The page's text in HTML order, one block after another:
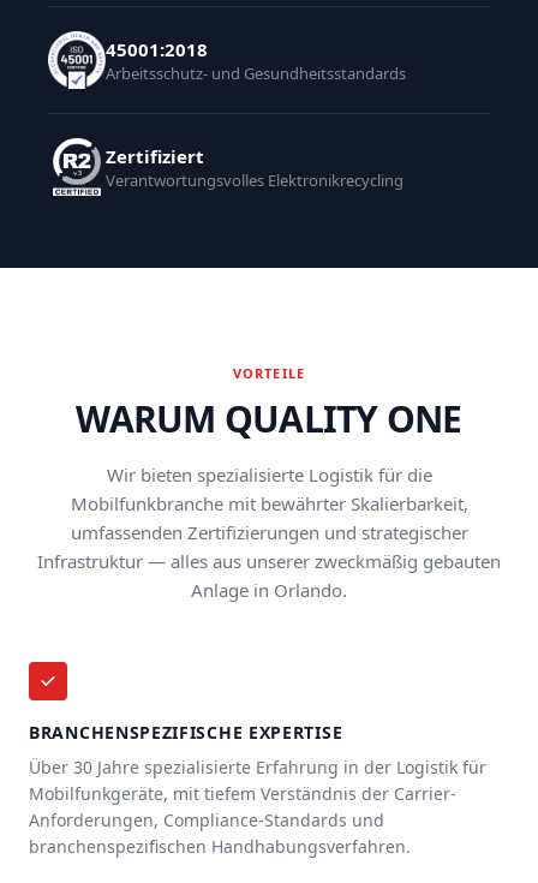
45001:2018
Arbeitsschutz- und Gesundheitsstandards
Zertifiziert
Verantwortungsvolles Elektronikrecycling
VORTEILE
WARUM QUALITY ONE
Wir bieten spezialisierte Logistik für die
Mobilfunkbranche mit bewährter Skalierbarkeit,
umfassenden Zertifizierungen und strategischer
Infrastruktur — alles aus unserer zweckmäßig gebauten
Anlage in Orlando.
BRANCHENSPEZIFISCHE EXPERTISE
Über 30 Jahre spezialisierte Erfahrung in der Logistik für
Mobilfunkgeräte, mit tiefem Verständnis der Carrier-
Anforderungen, Compliance-Standards und
branchenspezifischen Handhabungsverfahren.